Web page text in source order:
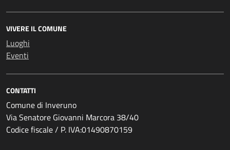
VIVERE IL COMUNE
Luoghi
Eventi
CONTATTI
Comune di Inveruno
Via Senatore Giovanni Marcora 38/40
Codice fiscale / P. IVA:01490870159